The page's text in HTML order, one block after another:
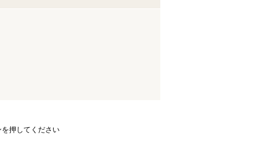
押してください